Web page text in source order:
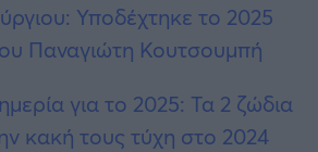
Υποδέχτηκε το 2025
Παναγιώτη Κουτσουμπή
για το 2025: Τα 2 ζώδια
κακή τους τύχη στο 2024